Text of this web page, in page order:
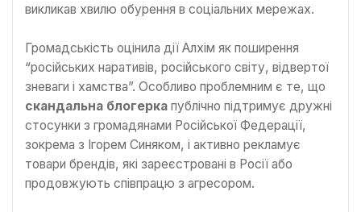
викликав хвилю обурення в соціальних мережах.
Громадськість оцінила дії Алхім як поширення
“російських наративів, російського світу, відвертої
зневаги і хамства”. Особливо проблемним є те, що
скандальна блогерка публічно підтримує дружні
стосунки з громадянами Російської Федерації,
зокрема з Ігорем Синяком, і активно рекламує
товари брендів, які зареєстровані в Росії або
продовжують співпрацю з агресором.